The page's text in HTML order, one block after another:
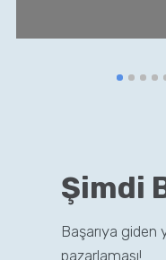
Şimdi
Başarıya
pazarlaması!